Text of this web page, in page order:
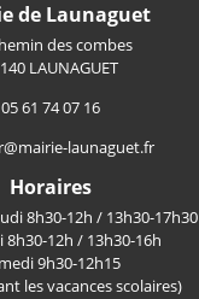
de Launaguet
des combes
LAUNAGUET
05 61 74 07 16
launaguet.fr
Horaires
8h30-12h / 13h30-17h30
12h / 13h30-16h
9h30-12h15
les vacances scolaires)